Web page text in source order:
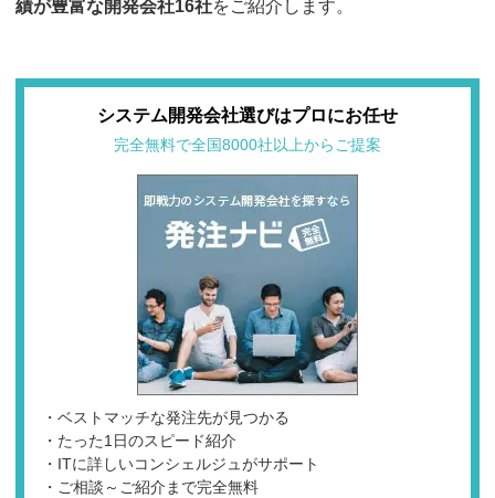
績が豊富な開発会社16社をご紹介します。
システム開発会社選びはプロにお任せ
完全無料で全国8000社以上からご提案
・ベストマッチな発注先が見つかる
・たった1日のスピード紹介
・ITに詳しいコンシェルジュがサポート
・ご相談～ご紹介まで完全無料